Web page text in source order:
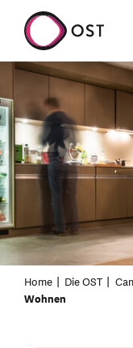
Home Die OST
Wohnen